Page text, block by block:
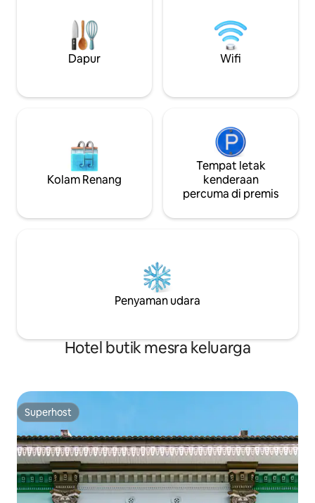
THB400/n 11 tahun ke atas dengan harga
THB700/n apabila menggunakan katil
sedia ada, termasuk sarapan.
luaran - katil king
laut - TV pintar
yang sangat
Dapur Wifi
Kolam Renang
Tempat letak
kenderaan
percuma di premis
Penyaman udara
Hotel butik mesra keluarga
Superhost
Superhost